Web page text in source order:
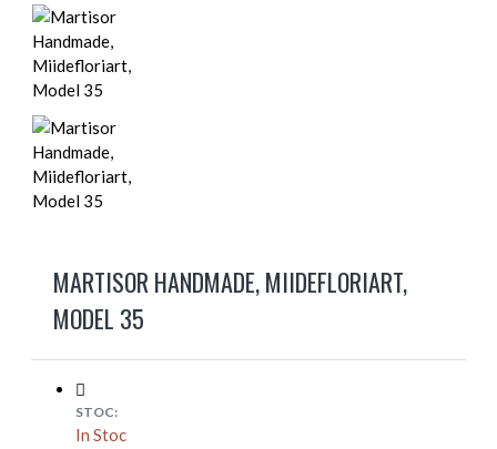
MARTISOR HANDMADE, MIIDEFLORIART,
MODEL 35
STOC:
In Stoc